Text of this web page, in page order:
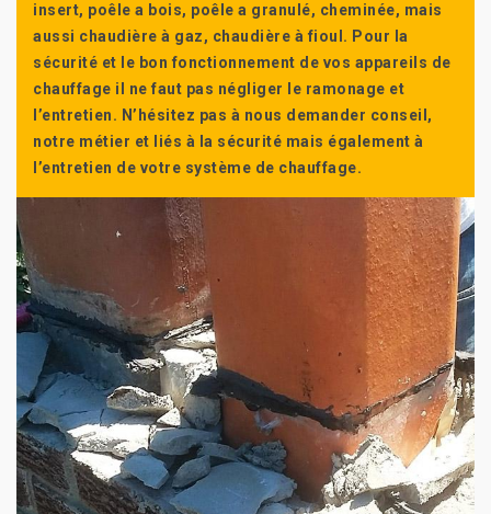
insert, poêle a bois, poêle a granulé, cheminée, mais
aussi chaudière à gaz, chaudière à fioul. Pour la
sécurité et le bon fonctionnement de vos appareils de
chauffage il ne faut pas négliger le ramonage et
l’entretien. N’hésitez pas à nous demander conseil,
notre métier et liés à la sécurité mais également à
l’entretien de votre système de chauffage.